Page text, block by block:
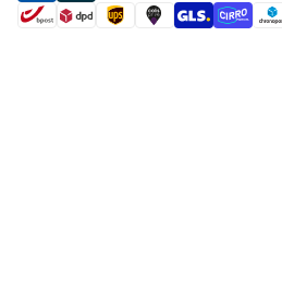
shipment methods